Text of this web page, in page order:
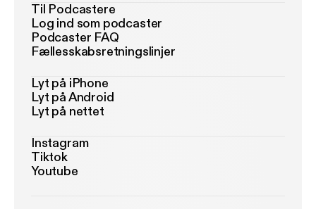
Til Podcastere
Log ind som podcaster
Podcaster FAQ
Fællesskabsretningslinjer
Lyt på iPhone
Lyt på Android
Lyt på nettet
Instagram
Tiktok
Youtube